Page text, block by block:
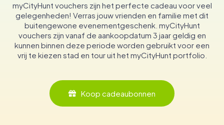
myCityHunt vouchers zijn het perfecte cadeau voor veel
gelegenheden! Verras jouw vrienden en familie met dit
buitengewone evenementgeschenk. myCityHunt
vouchers zijn vanaf de aankoopdatum 3 jaar geldig en
kunnen binnen deze periode worden gebruikt voor een
vrij te kiezen stad en tour uit het myCityHunt portfolio.
Koop cadeaubonnen